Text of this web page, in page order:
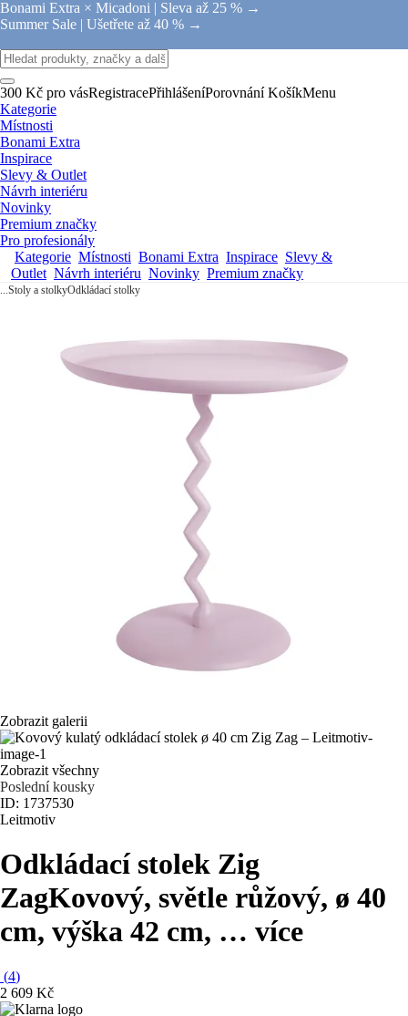
Bonami Extra × Micadoni | Sleva až 25 % →
Summer Sale | Ušetřete až 40 % →
300 Kč pro vásRegistracePřihlášeníPorovnání KošíkMenu
Kategorie
Místnosti
Bonami Extra
Inspirace
Slevy & Outlet
Návrh interiéru
Novinky
Premium značky
Pro profesionály
Kategorie Místnosti Bonami Extra Inspirace Slevy &
Outlet Návrh interiéru Novinky Premium značky
...Stoly a stolkyOdkládací stolky
Zobrazit galerii
Zobrazit všechny
Poslední kousky
ID: 1737530
Leitmotiv
Odkládací stolek Zig
ZagKovový, světle růžový, ø 40
cm, výška 42 cm, … více
(4)
2 609 Kč